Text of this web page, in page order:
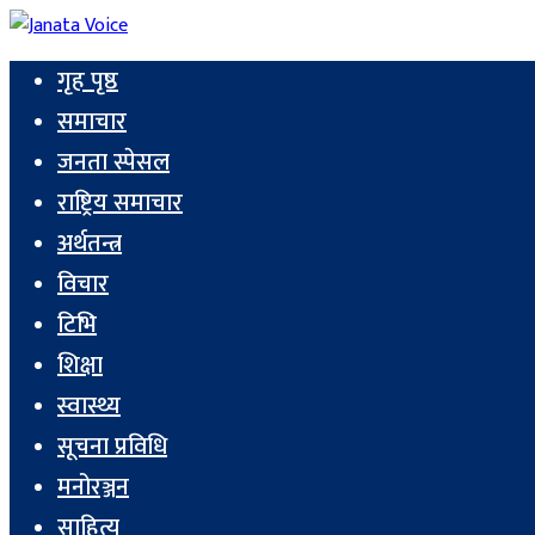
गृह पृष्ठ
समाचार
जनता स्पेसल
राष्ट्रिय समाचार
अर्थतन्त्र
विचार
टिभि
शिक्षा
स्वास्थ्य
सूचना प्रविधि
मनोरञ्जन